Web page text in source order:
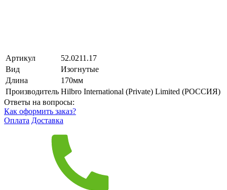
Артикул
52.0211.17
Вид
Изогнутые
Длина
170мм
Производитель Hilbro International (Private) Limited (РОССИЯ)
Ответы на вопросы:
Как оформить заказ?
Оплата Доставка